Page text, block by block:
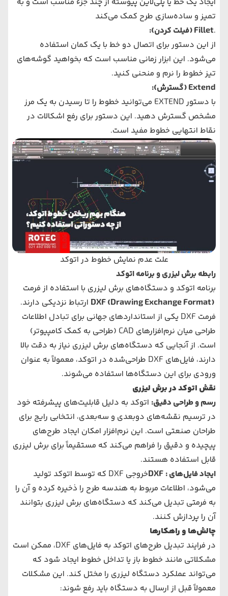
تمیز و ساده‌سازی طرح کمک می‌کند​
.
Fillet(فیلت کردن):
از این دستور برای اتصال دو خط با یک کمان استفاده
می‌شود. این ابزار زمانی مناسب است که بخواهید گوشه‌های
تیز خطوط را نرم و منحنی کنید.
Extend(گسترش):
با دستور EXTEND می‌توانید خطوط را تا رسیدن به یک مرز
مشخص گسترش دهید. این دستور برای رفع اشکالات در
نقاط انتهایی خطوط مفید است.
علت عدم نمایش خطوط در اتوکد
رابطه برش لیزری و برنامه اتوکد
برنامه اتوکد و دستگاه‌های برش لیزری با استفاده از فرمت
ارتباط نزدیکی دارند.
فرمت DXF یکی از استانداردهای جهانی برای تبادل اطلاعات
طراحی میان نرم‌افزارهای CAD (طراحی به کمک کامپیوتر)
است. از آنجایی که دستگاه‌های برش لیزری نیاز به دقت بالا
دارند، فایل‌های DXF طراحی‌شده در اتوکد، معمولاً به عنوان
ورودی برای این دستگاه‌ها استفاده می‌شوند.
نقش اتوکد در برش لیزری
رسم و طراحی دقیق: اتوکد به دلیل قابلیت‌های پیشرفته خود
در ترسیم نقشه‌های دوبعدی و سه‌بعدی، انتخابی رایج برای
طراحان صنعتی است. این نرم‌افزار امکان ایجاد طرح‌های
پیچیده و دقیق را فراهم می‌کند که مستقیماً برای برش لیزری
قابل استفاده هستند.
ایجاد فایل‌های:
DXF
خروجی DXF که توسط اتوکد تولید
می‌شود، اطلاعات مربوط به هندسه طرح را ذخیره کرده و آن را
به فرمتی تبدیل می‌کند که دستگاه‌های برش لیزری بتوانند
آن را پردازش کنند.
چالش‌ها و راهکارها
در فرایند تبدیل طرح‌های اتوکد به فایل‌های DXF، ممکن است
مشکلاتی مانند خطوط باز یا تداخل خطوط ایجاد شود که
می‌تواند عملکرد دستگاه لیزری را مختل کند. این مشکلات
معمولاً قبل از ارسال به دستگاه باید رفع شوند: